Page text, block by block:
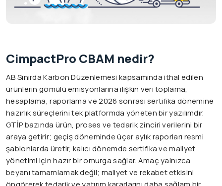
CimpactPro CBAM nedir?
AB Sınırda Karbon Düzenlemesi kapsamında ithal edilen
ürünlerin gömülü emisyonlarına ilişkin veri toplama,
hesaplama, raporlama ve 2026 sonrası sertifika dönemine
hazırlık süreçlerini tek platformda yöneten bir yazılımdır.
GTİP bazında ürün, proses ve tedarik zinciri verilerini bir
araya getirir; geçiş döneminde üçer aylık raporları resmi
şablonlarda üretir, kalıcı dönemde sertifika ve maliyet
yönetimi için hazır bir omurga sağlar. Amaç yalnızca
beyanı tamamlamak değil; maliyet ve rekabet etkisini